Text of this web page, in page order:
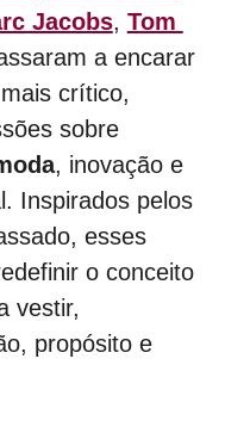
Jacobs, Tom
a encarar
crítico,
sobre
, inovação e
Inspirados pelos
esses
o conceito
vestir,
propósito e